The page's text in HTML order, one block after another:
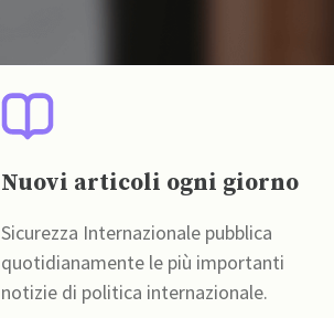
Nuovi articoli ogni giorno
Sicurezza Internazionale pubblica
quotidianamente le più importanti
notizie di politica internazionale.